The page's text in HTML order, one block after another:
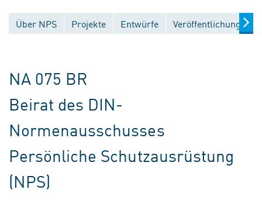
Über NPS Projekte Entwürfe Veröffentlichungen
NA 075 BR
Beirat des DIN-
Normenausschusses
Persönliche Schutzausrüstung
(NPS)